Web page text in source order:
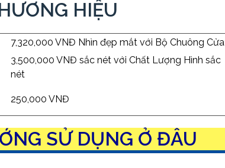
HIỆU
7,320,000 VNĐ Nhìn đẹp mắt với Bộ Chuông Cửa
3,500,000 VNĐ sắc nét với Chất Lượng Hình sắc
nét
250,000 VNĐ
SỬ DỤNG Ở ĐÂU